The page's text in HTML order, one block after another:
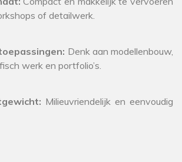
of detailwerk.
Denk aan modellenbouw,
werk en portfolio’s.
Milieuvriendelijk en eenvoudig